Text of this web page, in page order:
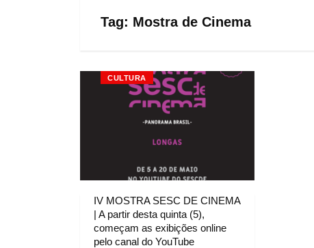
Tag: Mostra de Cinema
CULTURA
IV MOSTRA SESC DE CINEMA
| A partir desta quinta (5),
começam as exibições online
pelo canal do YouTube